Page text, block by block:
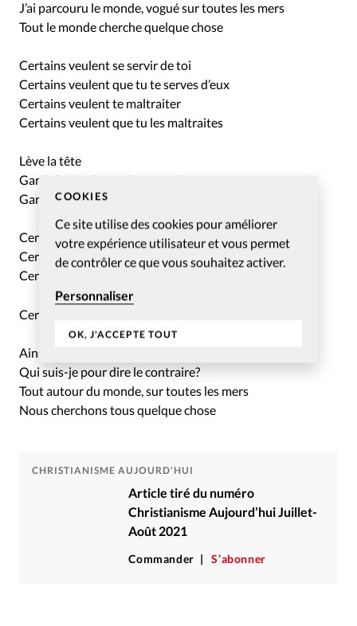
COOKIES
Ce site utilise des cookies pour améliorer
votre expérience utilisateur et vous permet
de contrôler ce que vous souhaitez activer.
Personnaliser
OK, J'ACCEPTE TOUT
J’ai parcouru le monde, vogué sur toutes les mers
Tout le monde cherche quelque chose
Certains veulent se servir de toi
Certains veulent que tu te serves d’eux
Certains veulent te maltraiter
Certains veulent que tu les maltraites
Lève la tête
Garde la tête haute, bouge-toi
Garde la tête haute, avance
Certains veulent t’utiliser
Certains veulent que tu les utilises
Certains veulent te faire du mal
Certains veulent que tu leur fasses mal
Ainsi sont faits les beaux rêves
Qui suis-je pour dire le contraire?
Tout autour du monde, sur toutes les mers
Nous cherchons tous quelque chose
CHRISTIANISME AUJOURD'HUI
Article tiré du numéro
Christianisme Aujourd’hui Juillet-
Août 2021
Commander S’abonner